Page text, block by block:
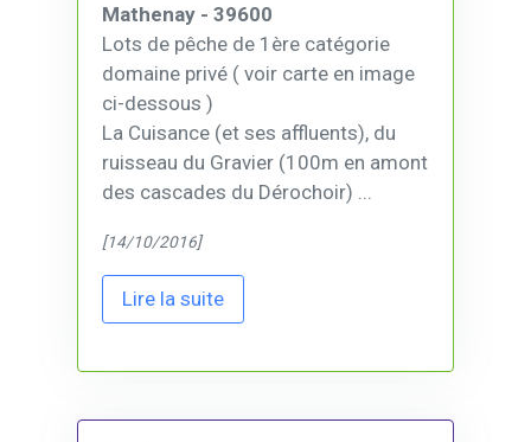
Mathenay - 39600
Lots de pêche de 1ère catégorie
domaine privé ( voir carte en image
ci-dessous )
La Cuisance (et ses affluents), du
ruisseau du Gravier (100m en amont
des cascades du Dérochoir) ...
[14/10/2016]
Lire la suite